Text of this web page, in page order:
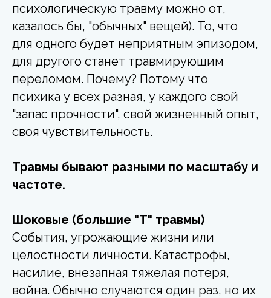
психологическую травму можно от,
казалось бы, "обычных" вещей). То, что
для одного будет неприятным эпизодом,
для другого станет травмирующим
переломом. Почему? Потому что
психика у всех разная, у каждого свой
"запас прочности", свой жизненный опыт,
своя чувствительность.
Травмы бывают разными по масштабу и
частоте.
Шоковые (большие "Т" травмы)
События, угрожающие жизни или
целостности личности. Катастрофы,
насилие, внезапная тяжелая потеря,
война. Обычно случаются один раз, но их